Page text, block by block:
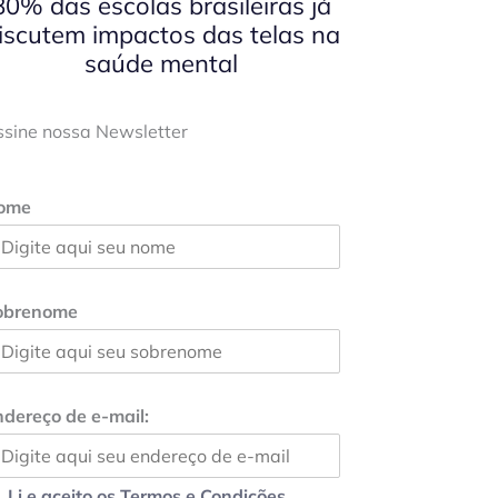
impactos das telas na
saúde mental
nossa Newsletter
de e-mail: